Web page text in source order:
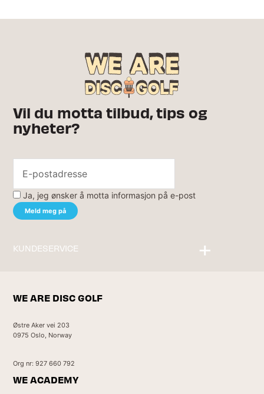
Vil du motta tilbud, tips og
nyheter?
Ja, jeg ønsker å motta informasjon på e-post
KUNDESERVICE
WE ARE DISC GOLF
Østre Aker vei 203
0975 Oslo, Norway
Org nr: 927 660 792
WE ACADEMY